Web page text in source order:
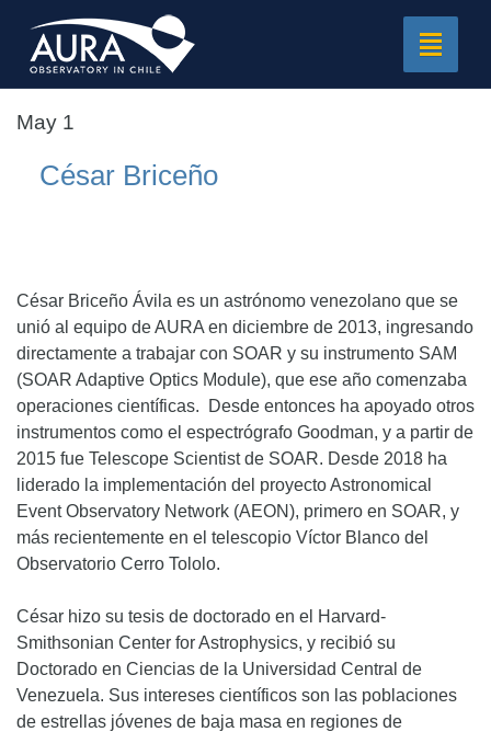
Toggle
May 1
César Briceño
César Briceño Ávila es un astrónomo venezolano que se
unió al equipo de AURA en diciembre de 2013, ingresando
directamente a trabajar con SOAR y su instrumento SAM
(SOAR Adaptive Optics Module), que ese año comenzaba
operaciones científicas. Desde entonces ha apoyado otros
instrumentos como el espectrógrafo Goodman, y a partir de
2015 fue Telescope Scientist de SOAR. Desde 2018 ha
liderado la implementación del proyecto Astronomical
Event Observatory Network (AEON), primero en SOAR, y
más recientemente en el telescopio Víctor Blanco del
Observatorio Cerro Tololo.
César hizo su tesis de doctorado en el Harvard-
Smithsonian Center for Astrophysics, y recibió su
Doctorado en Ciencias de la Universidad Central de
Venezuela. Sus intereses científicos son las poblaciones
de estrellas jóvenes de baja masa en regiones de